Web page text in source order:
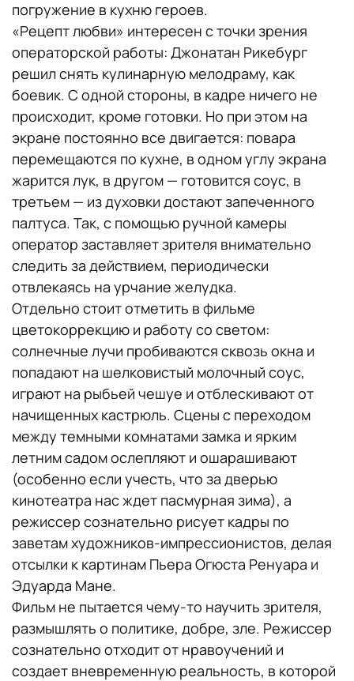
погружение в кухню героев.
«Рецепт любви» интересен с точки зрения
операторской работы: Джонатан Рикебург
решил снять кулинарную мелодраму, как
боевик. С одной стороны, в кадре ничего не
происходит, кроме готовки. Но при этом на
экране постоянно все двигается: повара
перемещаются по кухне, в одном углу экрана
жарится лук, в другом — готовится соус, в
третьем — из духовки достают запеченного
палтуса. Так, с помощью ручной камеры
оператор заставляет зрителя внимательно
следить за действием, периодически
отвлекаясь на урчание желудка.
Отдельно стоит отметить в фильме
цветокоррекцию и работу со светом:
солнечные лучи пробиваются сквозь окна и
попадают на шелковистый молочный соус,
играют на рыбьей чешуе и отблескивают от
начищенных кастрюль. Сцены с переходом
между темными комнатами замка и ярким
летним садом ослепляют и ошарашивают
(особенно если учесть, что за дверью
кинотеатра нас ждет пасмурная зима), а
режиссер сознательно рисует кадры по
заветам художников-импрессионистов, делая
отсылки к картинам Пьера Огюста Ренуара и
Эдуарда Мане.
Фильм не пытается чему-то научить зрителя,
размышлять о политике, добре, зле. Режиссер
сознательно отходит от нравоучений и
создает вневременную реальность, в которой